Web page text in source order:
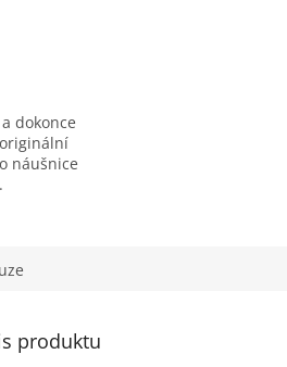
dokonce
náušnice
produktu